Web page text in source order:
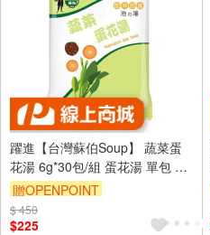
躍進【台灣蘇伯Soup】 蔬菜蛋
花湯 6g*30包/組 蛋花湯 單包 3
秒快沖 即沖即食 速食湯 沖泡湯
品 蘇伯 湯塊 非素食
贈OPENPOINT
$ 450
$225